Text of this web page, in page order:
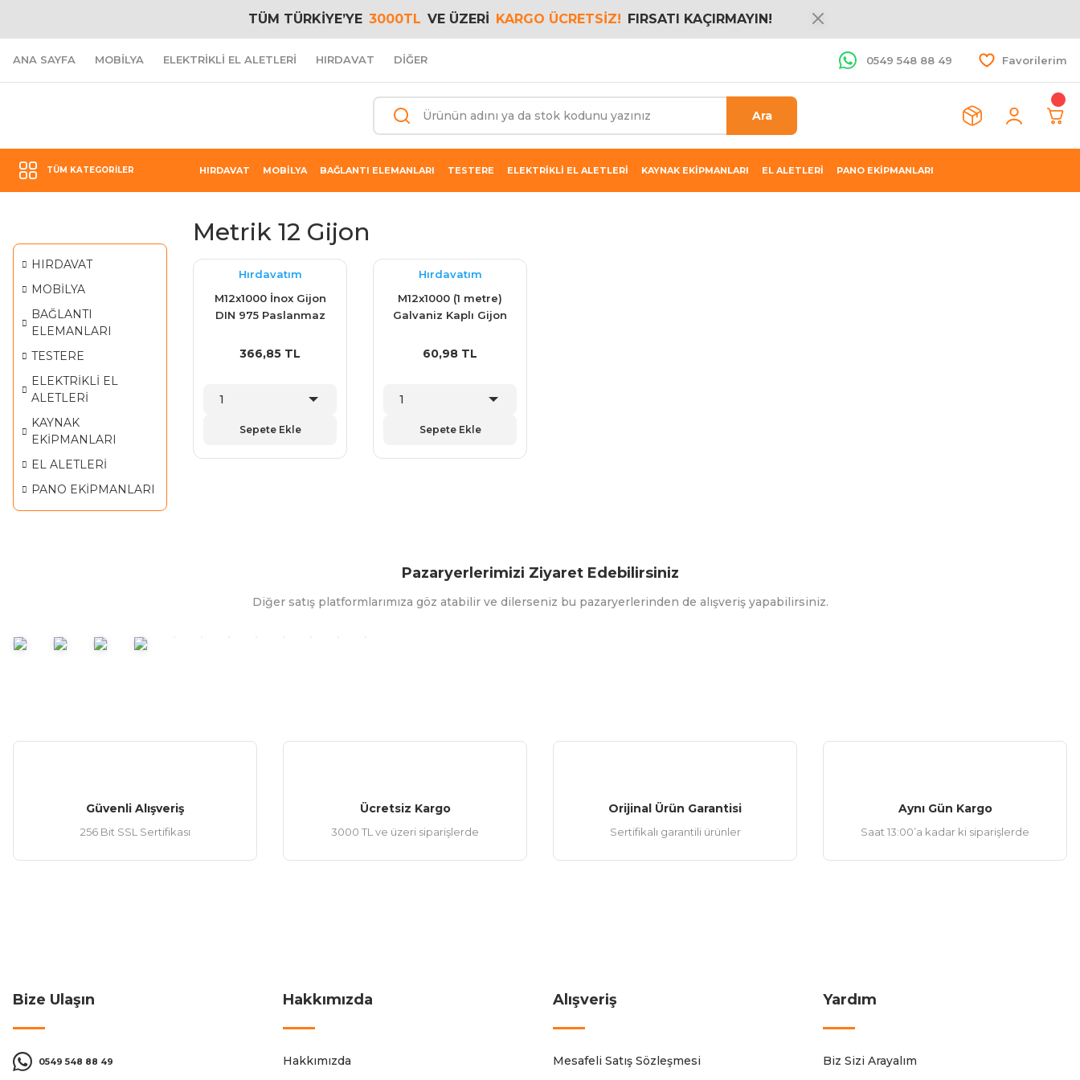
TÜM TÜRKİYE’YE 3000TL VE ÜZERİ KARGO ÜCRETSİZ! FIRSATI KAÇIRMAYIN!
ANA SAYFA MOBİLYA ELEKTRİKLİ EL ALETLERİ HIRDAVAT DİĞER 0549 548 88 49 Favorilerim
Ara
TÜM KATEGORILER HIRDAVAT MOBİLYA BAĞLANTI ELEMANLARI TESTERE ELEKTRİKLİ EL ALETLERİ KAYNAK EKİPMANLARI EL ALETLERİ PANO EKİPMANLARI
HIRDAVAT
MOBİLYA
BAĞLANTI
ELEMANLARI
TESTERE
ELEKTRİKLİ EL
ALETLERİ
KAYNAK
EKİPMANLARI
EL ALETLERİ
PANO EKİPMANLARI
Metrik 12 Gijon
Hırdavatım
M12x1000 İnox Gijon
DIN 975 Paslanmaz
366,85 TL
Sepete Ekle
Hırdavatım
M12x1000 (1 metre)
Galvaniz Kaplı Gijon
60,98 TL
Sepete Ekle
Pazaryerlerimizi Ziyaret Edebilirsiniz
Diğer satış platformlarımıza göz atabilir ve dilerseniz bu pazaryerlerinden de alışveriş yapabilirsiniz.
Güvenli Alışveriş
256 Bit SSL Sertifikası
Ücretsiz Kargo
3000 TL ve üzeri siparişlerde
Orijinal Ürün Garantisi
Sertifikalı garantili ürünler
Aynı Gün Kargo
Saat 13:00’a kadar ki siparişlerde
Bize Ulaşın
0549 548 88 49
Hakkımızda
Hakkımızda
Alışveriş
Mesafeli Satış Sözleşmesi
Yardım
Biz Sizi Arayalım